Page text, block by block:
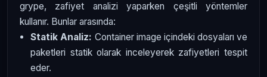
grype, zafiyet analizi yaparken çeşitli yöntemler
kullanır. Bunlar arasında:
Statik Analiz: Container image içindeki dosyaları ve
paketleri statik olarak inceleyerek zafiyetleri tespit
eder.